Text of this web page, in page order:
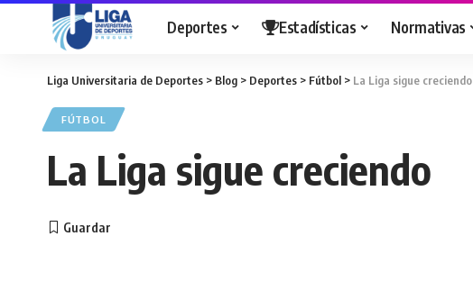
Deportes Estadísticas Normativas
Liga Universitaria de Deportes > Blog > Deportes > Fútbol > La Liga sigue creciendo
FÚTBOL
La Liga sigue creciendo